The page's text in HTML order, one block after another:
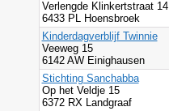
Verlengde Klinkertstraat 14
6433 PL Hoensbroek
Kinderdagverblijf Twinnie
Veeweg 15
6142 AW Einighausen
Stichting Sanchabba
Op het Veldje 15
6372 RX Landgraaf